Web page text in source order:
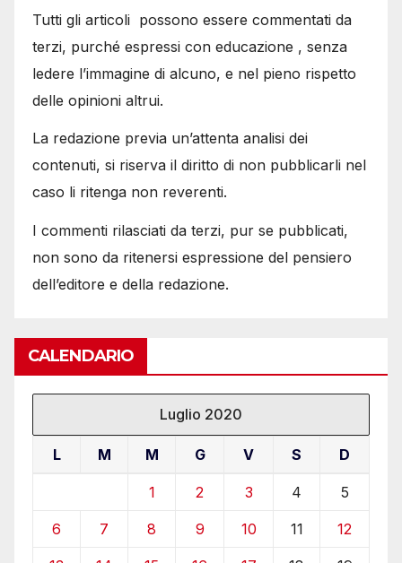
Tutti gli articoli possono essere commentati da
terzi, purché espressi con educazione , senza
ledere l’immagine di alcuno, e nel pieno rispetto
delle opinioni altrui.
La redazione previa un’attenta analisi dei
contenuti, si riserva il diritto di non pubblicarli nel
caso li ritenga non reverenti.
I commenti rilasciati da terzi, pur se pubblicati,
non sono da ritenersi espressione del pensiero
dell’editore e della redazione.
CALENDARIO
Luglio 2020
L M M G V S D
1 2 3 4 5
6 7 8 9 10 11 12